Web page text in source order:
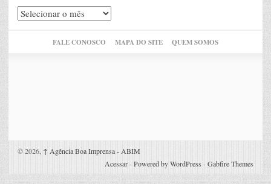
Arquivo
do
FALE CONOSCO MAPA DO SITE QUEM SOMOS
© 2026, ↑ Agência Boa Imprensa - ABIM
Acessar-Powered by WordPress -Gabfire Themes